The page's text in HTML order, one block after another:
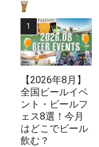
【2026年8月】
全国ビールイベ
ント・ビールフ
ェス8選！今月
はどこでビール
飲む？